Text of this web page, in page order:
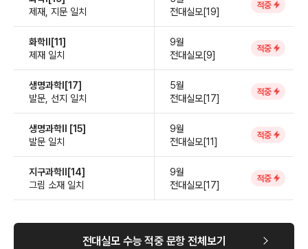
제재, 지문 일치
전대실모[19]
적중
화학Ⅱ[11]
제재 일치
9월
전대실모[9]
적중
생명과학Ⅰ[17]
발문, 선지 일치
5월
전대실모[17]
적중
생명과학Ⅱ [15]
발문 일치
9월
전대실모[11]
적중
지구과학Ⅱ[14]
그림 소재 일치
9월
전대실모[17]
적중
전대실모 수능 적중 문항 전체보기